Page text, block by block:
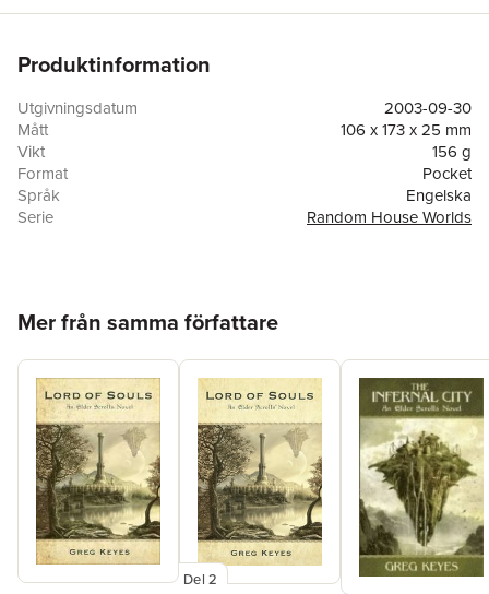
Produktinformation
Utgivningsdatum
2003-09-30
Mått
106 x 173 x 25 mm
Vikt
156 g
Format
Pocket
Språk
Engelska
Serie
Random House Worlds
Mer från samma författare
Del 2